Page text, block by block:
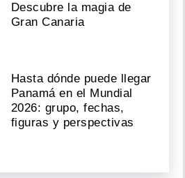
Descubre la magia de
Gran Canaria
Hasta dónde puede llegar
Panamá en el Mundial
2026: grupo, fechas,
figuras y perspectivas